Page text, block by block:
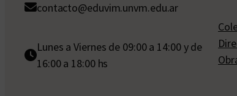
contacto@eduvim.unvm.edu.ar
Lunes a Viernes de 09:00 a 14:00 y de
16:00 a 18:00 hs